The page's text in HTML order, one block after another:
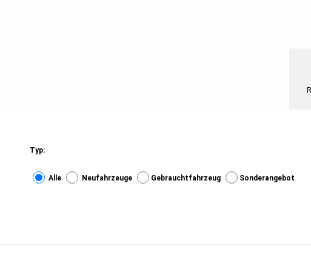
Typ:
Alle Neufahrzeuge Gebrauchtfahrzeug Sonderangebot